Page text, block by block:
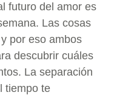
futuro del amor es
Las cosas
por eso ambos
descubrir cuáles
La separación
tiempo te